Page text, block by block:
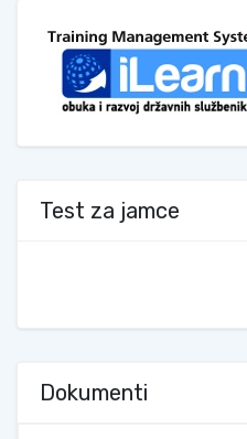
Test za jamce
Dokumenti